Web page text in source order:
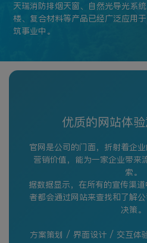
天瑞消防排烟天窗、自然光导光系
楼、复合材料等产品已经广泛应用
筑事业中。
优质的网站体
官网是公司的门面，折射着企
营销价值，能为一家企业带来
索。
据数据显示，在所有的宣传渠
者都会通过网站来查找和了解
决策。
方案策划 / 界面设计 / 交互体